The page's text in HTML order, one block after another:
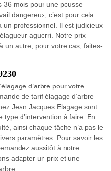
36 mois pour une pousse
dangereux, c’est pour cela
un professionnel. Il est judicieux
aguerri. Notre prix
un autre, pour votre cas, faites-
d’arbre pour votre
de tarif élagage d’arbre
Jean Jacques Elagage sont
type d’intervention à faire. En
ainsi chaque tâche n’a pas le
paramètres. Pour savoir les
aussitôt à notre
adapter un prix et une